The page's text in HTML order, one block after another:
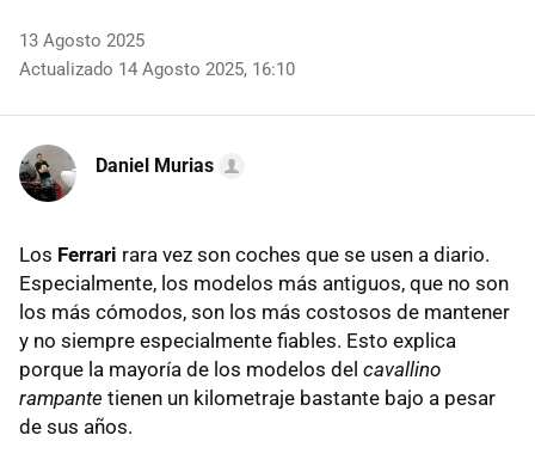
13 Agosto 2025
Actualizado 14 Agosto 2025, 16:10
Daniel Murias
Los Ferrari rara vez son coches que se usen a diario.
Especialmente, los modelos más antiguos, que no son
los más cómodos, son los más costosos de mantener
y no siempre especialmente fiables. Esto explica
porque la mayoría de los modelos del cavallino
rampante tienen un kilometraje bastante bajo a pesar
de sus años.